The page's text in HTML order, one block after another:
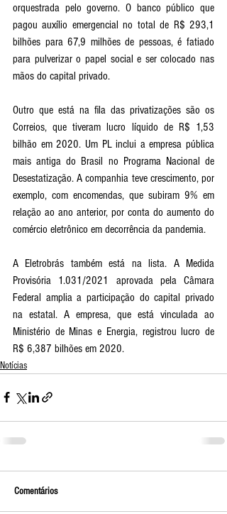
orquestrada pelo governo. O banco público que
pagou auxílio emergencial no total de R$ 293,1
bilhões para 67,9 milhões de pessoas, é fatiado
para pulverizar o papel social e ser colocado nas
mãos do capital privado.
Outro que está na fila das privatizações são os
Correios, que tiveram lucro líquido de R$ 1,53
bilhão em 2020. Um PL inclui a empresa pública
mais antiga do Brasil no Programa Nacional de
Desestatização. A companhia teve crescimento, por
exemplo, com encomendas, que subiram 9% em
relação ao ano anterior, por conta do aumento do
comércio eletrônico em decorrência da pandemia.
A Eletrobrás também está na lista. A Medida
Provisória 1.031/2021 aprovada pela Câmara
Federal amplia a participação do capital privado
na estatal. A empresa, que está vinculada ao
Ministério de Minas e Energia, registrou lucro de
R$ 6,387 bilhões em 2020.
Notícias
Comentários